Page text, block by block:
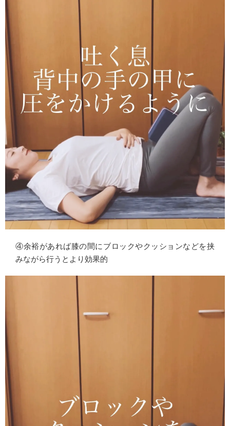
④余裕があれば膝の間にブロックやクッションなどを挟
みながら行うとより効果的